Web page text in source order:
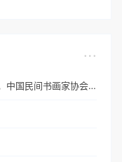
黄介艺-中国国画院副院长，中国民间书画家协会副主席